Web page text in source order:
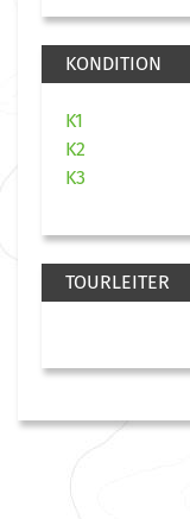
KONDITION
K1
K2
K3
TOURLEITER